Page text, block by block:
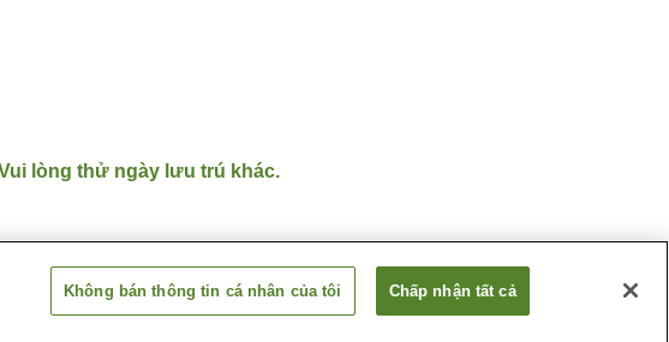
lòng thử ngày lưu trú khác.
Không bán thông tin cá nhân của tôi Chấp nhận tất cả